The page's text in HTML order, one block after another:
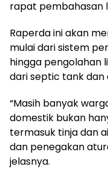
rapat pembahasan
Raperda ini akan
mulai dari sistem
hingga pengolahan
dari septic tank dan
“Masih banyak
domestik bukan
termasuk tinja dan
dan penegakan
jelasnya.